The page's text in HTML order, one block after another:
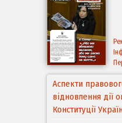
Аспекти
відновлення дії
Конституції